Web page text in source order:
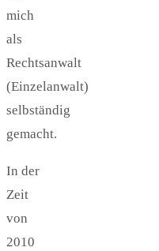
mich
als
Rechtsanwalt
(Einzelanwalt)
selbständig
gemacht.
In der
Zeit
von
2010